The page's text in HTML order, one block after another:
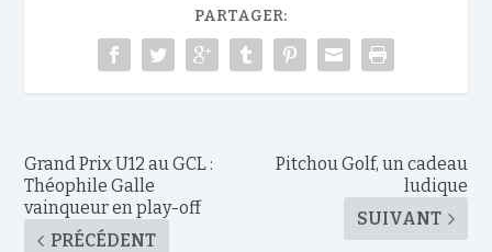
PARTAGER:
Grand Prix U12 au GCL :
Théophile Galle
vainqueur en play-off
PRÉCÉDENT
Pitchou Golf, un cadeau
ludique
SUIVANT